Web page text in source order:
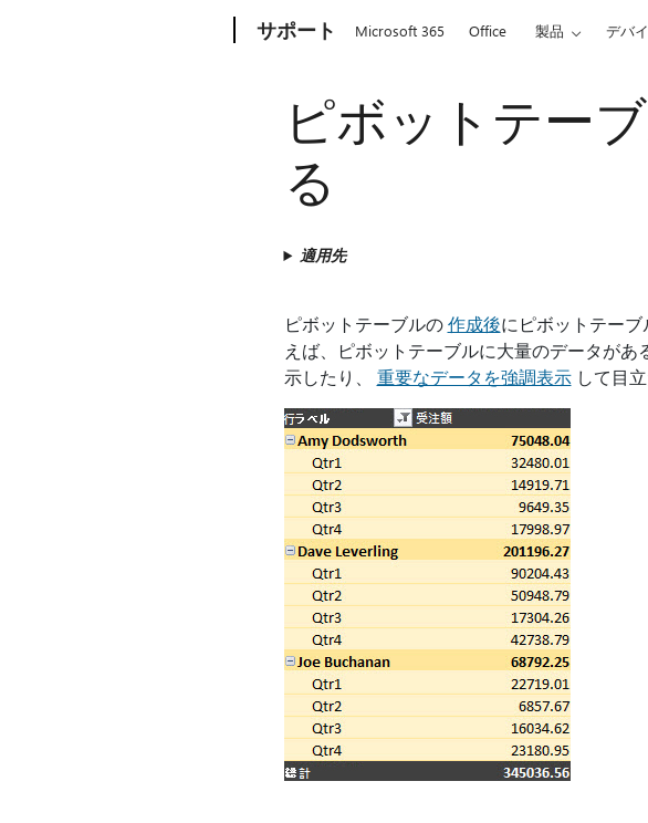
サポート Microsoft 365 Office 製品 デバ
ピボットテー
る
適用先
ピボットテーブルの作成後にピボットテー
えば、ピボットテーブルに大量のデータが
示したり、 重要なデータを強調表示して目立